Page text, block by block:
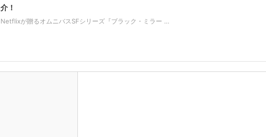
介！
Netflixが贈るオムニバスSFシリーズ『ブラック・ミラー …